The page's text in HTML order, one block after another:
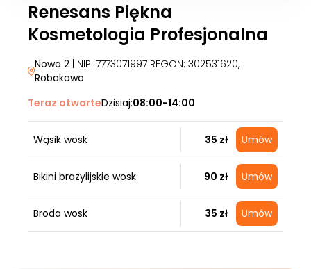
Renesans Piękna
Kosmetologia Profesjonalna
Nowa 2| NIP: 7773071997 REGON: 302531620,
Robakowo
Teraz otwarteDzisiaj:08:00-14:00
Wąsik wosk 35 zł Umów
Bikini brazylijskie wosk 90 zł Umów
Broda wosk 35 zł Umów